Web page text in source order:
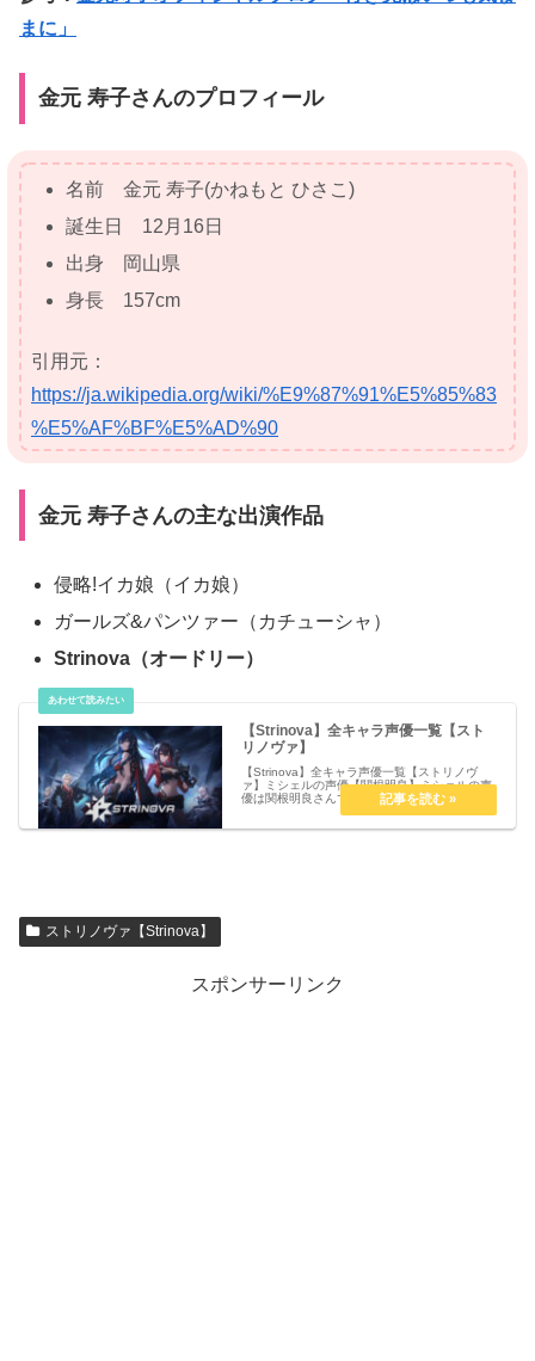
まに」
金元 寿子さんのプロフィール
名前 金元 寿子(かねもと ひさこ)
誕生日 12月16日
出身 岡山県
身長 157cm
引用元：
https://ja.wikipedia.org/wiki/%E9%87%91%E5%85%83
%E5%AF%BF%E5%AD%90
金元 寿子さんの主な出演作品
侵略!イカ娘（イカ娘）
ガールズ&パンツァー（カチューシャ）
Strinova（オードリー）
【Strinova】全キャラ声優一覧【スト
リノヴァ】
【Strinova】全キャラ声優一覧【ストリノヴ
ァ】ミシェルの声優【関根明良】ミシェルの声
優は関根明良さんです。プロフィールと主な出
演作品はこちら信長の声優【福山潤】信長の声
ストリノヴァ【Strinova】
スポンサーリンク